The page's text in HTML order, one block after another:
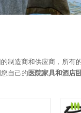
制造商和供应商，所有
自己的 医院家具和酒店